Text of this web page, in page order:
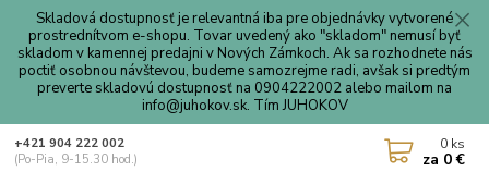
Skladová dostupnosť je relevantná iba pre objednávky vytvorené
prostrednítvom e-shopu. Tovar uvedený ako "skladom" nemusí byť
skladom v kamennej predajni v Nových Zámkoch. Ak sa rozhodnete nás
poctiť osobnou návštevou, budeme samozrejme radi, avšak si predtým
preverte skladovú dostupnosť na 0904222002 alebo mailom na
info@juhokov.sk. Tím JUHOKOV
+421 904 222 002
(Po-Pia, 9-15.30 hod.)
0 ks
za 0 €